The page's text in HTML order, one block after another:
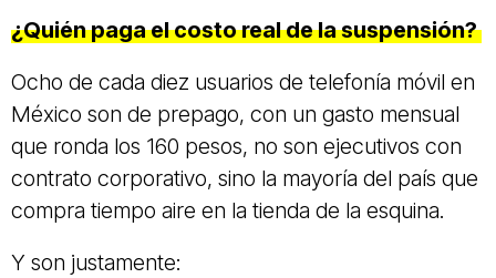
¿Quién paga el costo real de la suspensión?
Ocho de cada diez usuarios de telefonía móvil en
México son de prepago, con un gasto mensual
que ronda los 160 pesos, no son ejecutivos con
contrato corporativo, sino la mayoría del país que
compra tiempo aire en la tienda de la esquina.
Y son justamente: